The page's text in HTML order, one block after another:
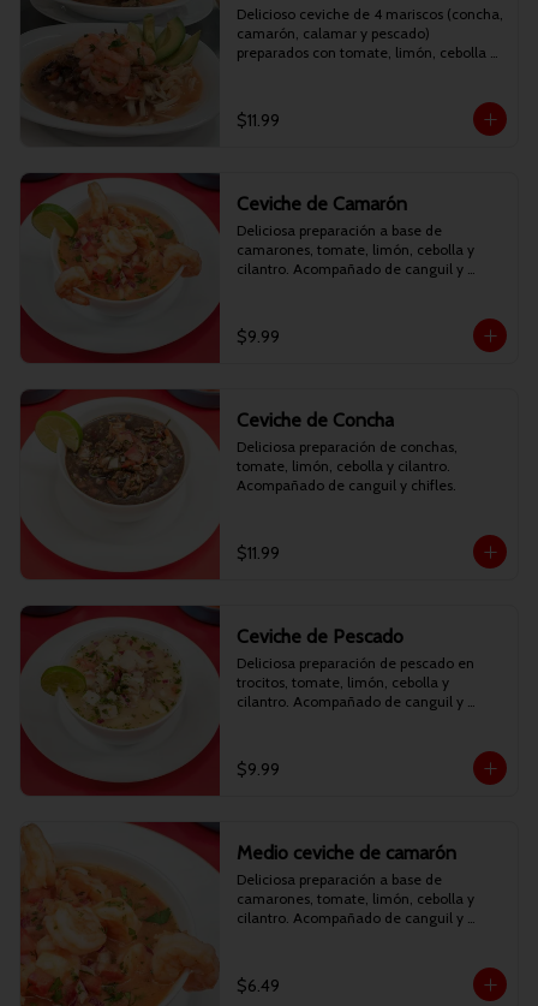
Delicioso ceviche de 4 mariscos (concha,
camarón, calamar y pescado)
preparados con tomate, limón, cebolla y
$11.99
Ceviche de Camarón
Deliciosa preparación a base de
camarones, tomate, limón, cebolla y
cilantro. Acompañado de canguil y
$9.99
Ceviche de Concha
Deliciosa preparación de conchas,
tomate, limón, cebolla y cilantro.
Acompañado de canguil y chifles.
$11.99
Ceviche de Pescado
Deliciosa preparación de pescado en
trocitos, tomate, limón, cebolla y
cilantro. Acompañado de canguil y
$9.99
Medio ceviche de camarón
Deliciosa preparación a base de
camarones, tomate, limón, cebolla y
cilantro. Acompañado de canguil y
$6.49